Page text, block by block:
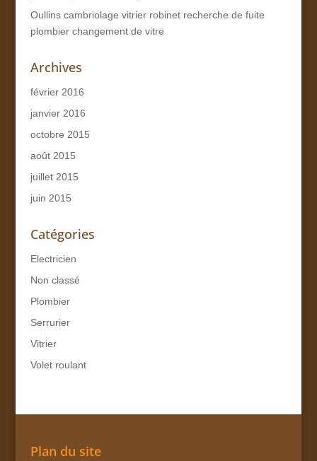
Oullins cambriolage vitrier robinet recherche de fuite
plombier changement de vitre
Archives
février 2016
janvier 2016
octobre 2015
août 2015
juillet 2015
juin 2015
Catégories
Electricien
Non classé
Plombier
Serrurier
Vitrier
Volet roulant
Plan du site